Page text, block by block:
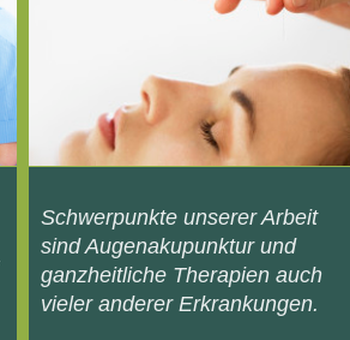
Schwerpunkte unserer Arbeit
sind Augenakupunktur und
ganzheitliche Therapien auch
vieler anderer Erkrankungen.